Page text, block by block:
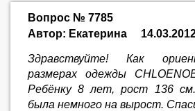
Вопрос № 7785
Автор: Екатерина
Здравствуйте! Как
размерах одежды
Ребёнку 8 лет, рост 136
была немного на вырост.